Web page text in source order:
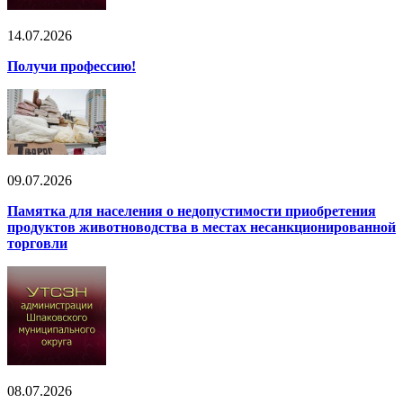
14.07.2026
Получи профессию!
09.07.2026
Памятка для населения о недопустимости приобретения
продуктов животноводства в местах несанкционированной
торговли
08.07.2026